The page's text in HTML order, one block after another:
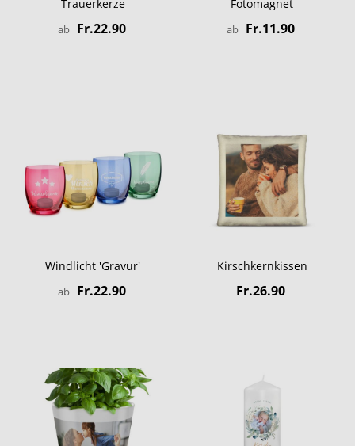
Trauerkerze
ab Fr.22.90
Fotomagnet
ab Fr.11.90
Windlicht 'Gravur'
ab Fr.22.90
Kirschkernkissen
Fr.26.90